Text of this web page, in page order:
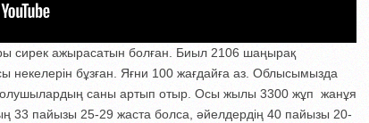
сирек ажырасатын болған. Биыл 2106 шаңырақ
некелерін бұзған. Яғни 100 жағдайға аз. Облысымызда
болушылардың саны артып отыр. Осы жылы 3300 жұп жанұя
33 пайызы 25-29 жаста болса, әйелдердің 40 пайызы 20-